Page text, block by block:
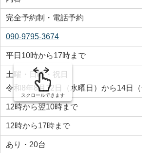
完全予約制・電話予約
090-9795-3674
平日10時から17時まで
土曜・日曜・祝日
令和8年8月12日（水曜日）から14日（
12時から翌10時まで
12時から17時まで
あり・20台
スクロールできます